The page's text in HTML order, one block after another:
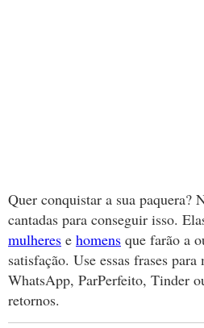
Quer conquistar a sua paquera?
cantadas para conseguir isso.
mulheres e homens que farão a
satisfação. Use essas frases
WhatsApp, ParPerfeito, Tinder
retornos.